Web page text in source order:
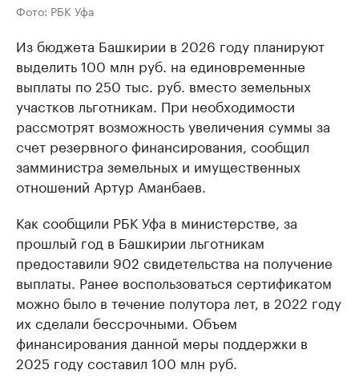
Фото: РБК Уфа
Из бюджета Башкирии в 2026 году планируют
выделить 100 млн руб. на единовременные
выплаты по 250 тыс. руб. вместо земельных
участков льготникам. При необходимости
рассмотрят возможность увеличения суммы за
счет резервного финансирования, сообщил
замминистра земельных и имущественных
отношений Артур Аманбаев.
Как сообщили РБК Уфа в министерстве, за
прошлый год в Башкирии льготникам
предоставили 902 свидетельства на получение
выплаты. Ранее воспользоваться сертификатом
можно было в течение полутора лет, в 2022 году
их сделали бессрочными. Объем
финансирования данной меры поддержки в
2025 году составил 100 млн руб.